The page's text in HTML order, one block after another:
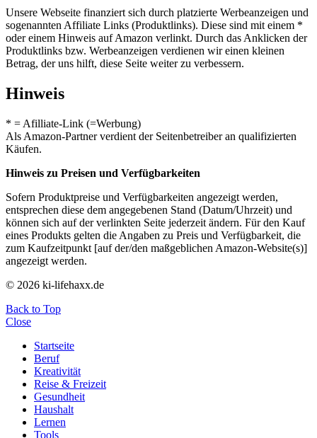
Unsere Webseite finanziert sich durch platzierte Werbeanzeigen und
sogenannten Affiliate Links (Produktlinks). Diese sind mit einem *
oder einem Hinweis auf Amazon verlinkt. Durch das Anklicken der
Produktlinks bzw. Werbeanzeigen verdienen wir einen kleinen
Betrag, der uns hilft, diese Seite weiter zu verbessern.
Hinweis
* = Afilliate-Link (=Werbung)
Als Amazon-Partner verdient der Seitenbetreiber an qualifizierten
Käufen.
Hinweis zu Preisen und Verfügbarkeiten
Sofern Produktpreise und Verfügbarkeiten angezeigt werden,
entsprechen diese dem angegebenen Stand (Datum/Uhrzeit) und
können sich auf der verlinkten Seite jederzeit ändern. Für den Kauf
eines Produkts gelten die Angaben zu Preis und Verfügbarkeit, die
zum Kaufzeitpunkt [auf der/den maßgeblichen Amazon-Website(s)]
angezeigt werden.
© 2026 ki-lifehaxx.de
Back to Top
Close
Startseite
Beruf
Kreativität
Reise & Freizeit
Gesundheit
Haushalt
Lernen
Tools